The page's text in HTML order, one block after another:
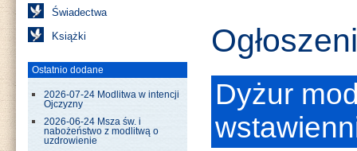
Świadectwa
Książki
Ostatnio dodane
2026-07-24 Modlitwa w intencji
Ojczyzny
2026-06-24 Msza św. i
nabożeństwo z modlitwą o
uzdrowienie
Dyżur